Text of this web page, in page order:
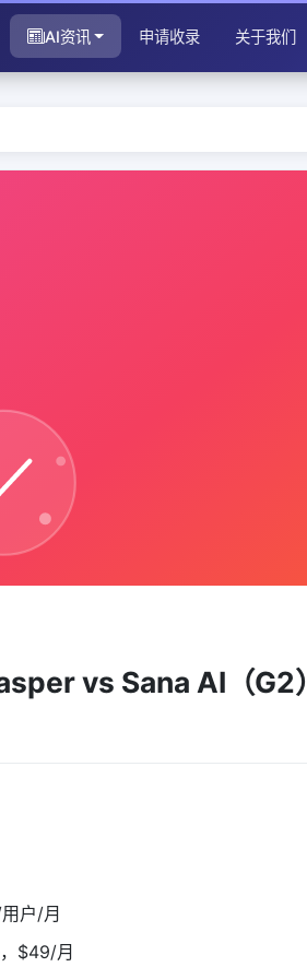
AI资讯 申请收录 关于我们
vs Sana AI（G2）
户/月
$49/月